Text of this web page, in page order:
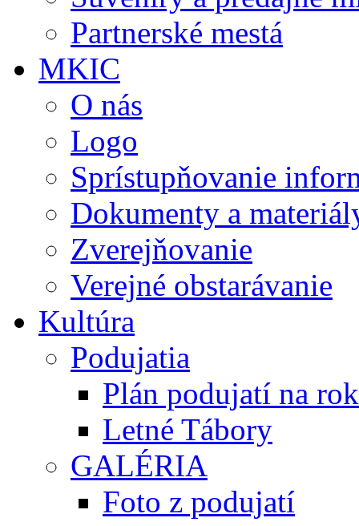
Partnerské mestá
MKIC
O nás
Logo
Sprístupňovanie
Dokumenty a
Zverejňovanie
Verejné obstarávanie
Kultúra
Podujatia
Plán podujatí na
Letné Tábory
GALÉRIA
Foto z podujatí